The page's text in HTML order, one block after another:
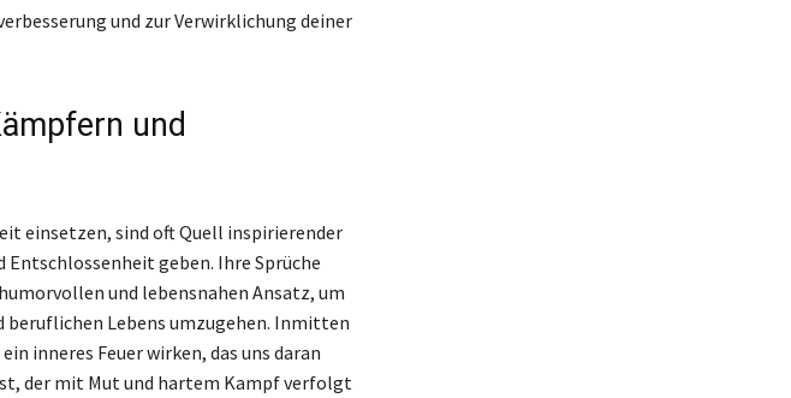
und zur Verwirklichung deiner
und
einsetzen, sind oft Quell inspirierender
Entschlossenheit geben. Ihre Sprüche
und lebensnahen Ansatz, um
beruflichen Lebens umzugehen. Inmitten
inneres Feuer wirken, das uns daran
der mit Mut und hartem Kampf verfolgt